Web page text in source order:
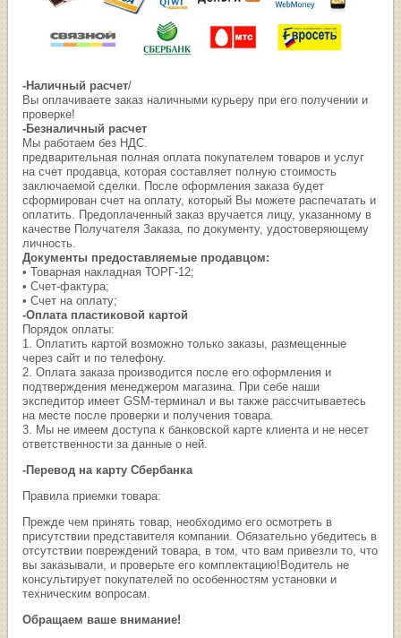
-Наличный расчет/
Вы оплачиваете заказ наличными курьеру при его получении и
проверке!
-Безналичный расчет
Мы работаем без НДС.
предварительная полная оплата покупателем товаров и услуг
на счет продавца, которая составляет полную стоимость
заключаемой сделки. После оформления заказа будет
сформирован счет на оплату, который Вы можете распечатать и
оплатить. Предоплаченный заказ вручается лицу, указанному в
качестве Получателя Заказа, по документу, удостоверяющему
личность.
Документы предоставляемые продавцом:
• Товарная накладная ТОРГ-12;
• Счет-фактура;
• Счет на оплату;
-Оплата пластиковой картой
Порядок оплаты:
1. Оплатить картой возможно только заказы, размещенные
через сайт и по телефону.
2. Оплата заказа производится после его оформления и
подтверждения менеджером магазина. При себе наши
экспедитор имеет GSM-терминал и вы также рассчитываетесь
на месте после проверки и получения товара.
3. Мы не имеем доступа к банковской карте клиента и не несет
ответственности за данные о ней.
-Перевод на карту Сбербанка
Правила приемки товара:
Прежде чем принять товар, необходимо его осмотреть в
присутствии представителя компании. Обязательно убедитесь в
отсутствии повреждений товара, в том, что вам привезли то, что
вы заказывали, и проверьте его комплектацию!Водитель не
консультирует покупателей по особенностям установки и
техническим вопросам.
Обращаем ваше внимание!